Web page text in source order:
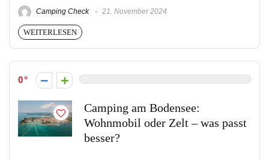
Camping Check 21. November 2024
WEITERLESEN
0
Camping am Bodensee:
Wohnmobil oder Zelt – was passt
besser?